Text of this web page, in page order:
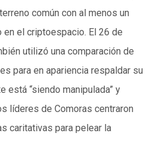
común con al menos un
el criptoespacio. El 26 de
utilizó una comparación de
para en apariencia respaldar su
está “siendo manipulada” y
líderes de Comoras centraron
caritativas para pelear la